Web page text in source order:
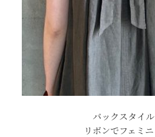
バックスタイル
リボンでフェミニ